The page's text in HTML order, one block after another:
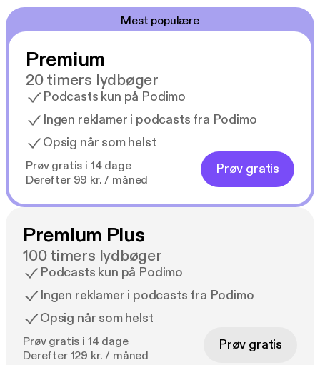
Mest populære
Premium
20 timers lydbøger
Podcasts kun på Podimo
Ingen reklamer i podcasts fra Podimo
Opsig når som helst
Prøv gratis i 14 dage
Derefter 99 kr. / måned
Prøv gratis
Premium Plus
100 timers lydbøger
Podcasts kun på Podimo
Ingen reklamer i podcasts fra Podimo
Opsig når som helst
Prøv gratis i 14 dage
Derefter 129 kr. / måned
Prøv gratis